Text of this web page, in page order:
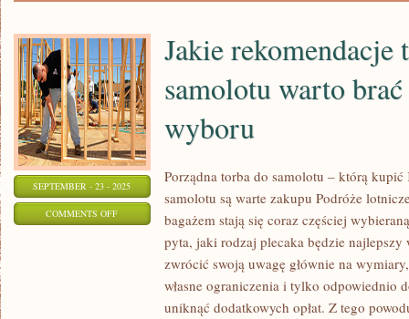
SEPTEMBER - 23 - 2025
COMMENTS OFFON
REKOMENDACJE
Jakie rekomendacje
samolotu warto brać
wyboru
Porządna torba do samolotu – którą
samolotu są warte zakupu Podróże
bagażem stają się coraz częściej
pyta, jaki rodzaj plecaka będzie
zwrócić swoją uwagę głównie na
własne ograniczenia i tylko odpowiednio
uniknąć dodatkowych opłat. Z tego